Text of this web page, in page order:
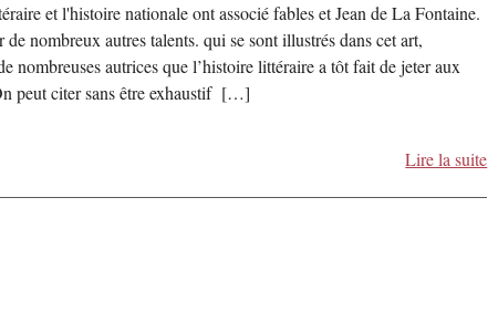
et l'histoire nationale ont associé fables et Jean de La Fontaine.
de nombreux autres talents. qui se sont illustrés dans cet art,
nombreuses autrices que l’histoire littéraire a tôt fait de jeter aux
peut citer sans être exhaustif […]
Lire la suite